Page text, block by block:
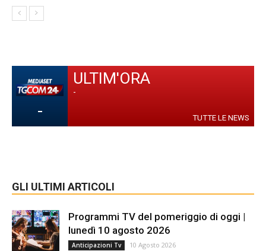
-
ULTIM'ORA
-
TUTTE LE NEWS
GLI ULTIMI ARTICOLI
Programmi TV del pomeriggio di oggi |
lunedì 10 agosto 2026
Anticipazioni Tv 10 Agosto 2026